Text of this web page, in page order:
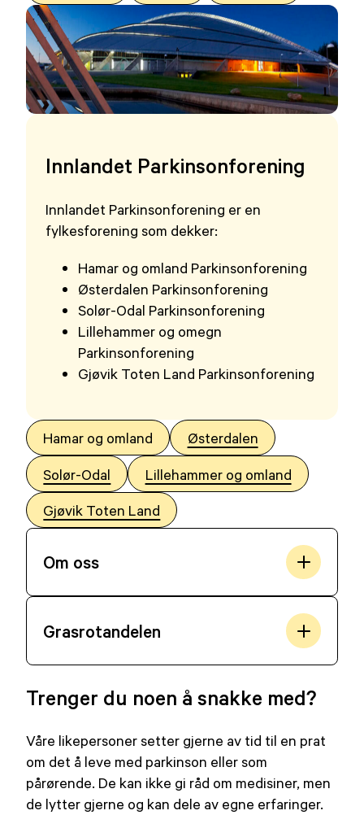
Bilde
av
et
Innlandet
Innlandet Parkinsonforening
Innlandet Parkinsonforening er en
fylkesforening som dekker:
Hamar og omland Parkinsonforening
Østerdalen Parkinsonforening
Solør-Odal Parkinsonforening
Lillehammer og omegn
Parkinsonforening
Gjøvik Toten Land Parkinsonforening
Hamar og omland Østerdalen
Solør-Odal Lillehammer og omland
Gjøvik Toten Land
Om oss
Grasrotandelen
Trenger du noen å snakke med?
Våre likepersoner setter gjerne av tid til en prat
om det å leve med parkinson eller som
pårørende. De kan ikke gi råd om medisiner, men
de lytter gjerne og kan dele av egne erfaringer.